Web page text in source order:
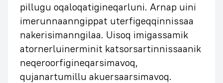
pillugu oqaloqatigineqarluni. Arnap uini
imerunnaanngippat uterfigeqqinnissaa
nakerisimanngilaa. Uisoq imigassamik
atornerluinerminit katsorsartinnissaanik
neqeroorfigineqarsimavoq,
qujanartumillu akuersaarsimavoq.